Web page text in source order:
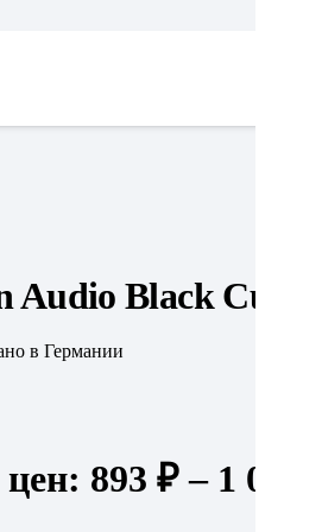
Black Cube II
в Германии
цен: 893 ₽ – 1 016 ₽